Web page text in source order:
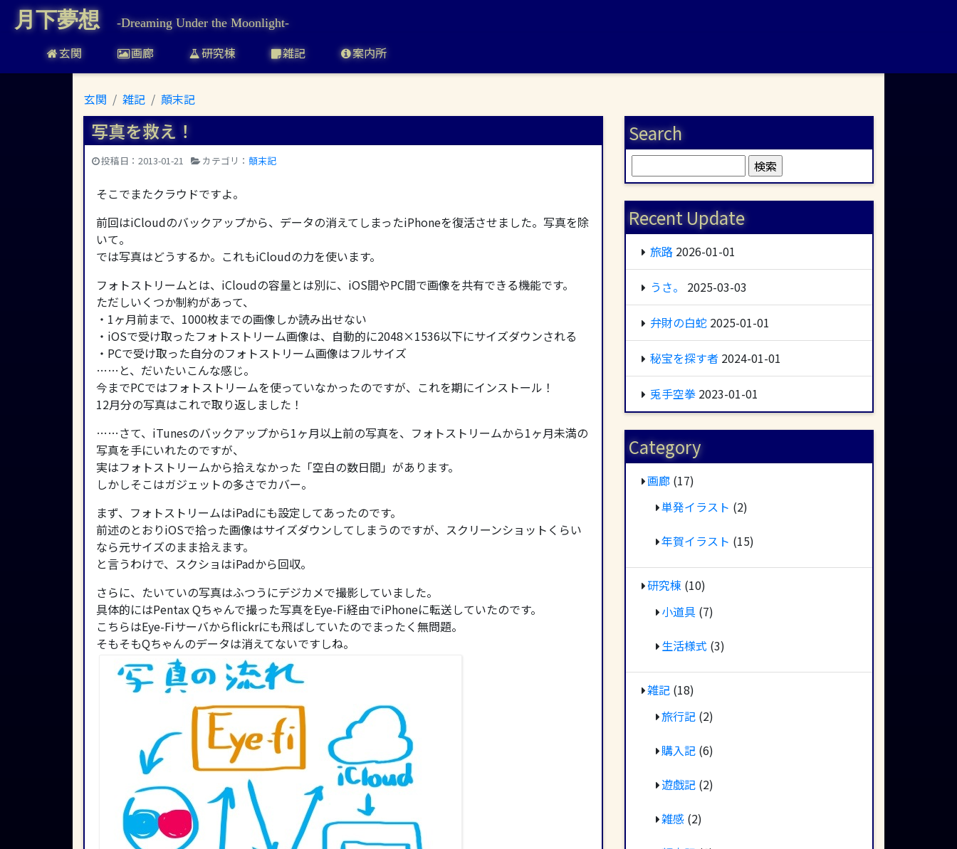
月下夢想 -Dreaming Under the Moonlight-
玄関 画廊 研究棟 雑記 案内所
玄関 雑記 顛末記
写真を救え！
写真を救え！
投稿日： 2013-01-21 カテゴリ： 顛末記
そこでまたクラウドですよ。
前回はiCloudのバックアップから、データの消えてしまったiPhoneを復活させました。写真を除
いて。
では写真はどうするか。これもiCloudの力を使います。
フォトストリームとは、iCloudの容量とは別に、iOS間やPC間で画像を共有できる機能です。
ただしいくつか制約があって、
・1ヶ月前まで、1000枚までの画像しか読み出せない
・iOSで受け取ったフォトストリーム画像は、自動的に2048×1536以下にサイズダウンされる
・PCで受け取った自分のフォトストリーム画像はフルサイズ
……と、だいたいこんな感じ。
今までPCではフォトストリームを使っていなかったのですが、これを期にインストール！
12月分の写真はこれで取り返しました！
……さて、iTunesのバックアップから1ヶ月以上前の写真を、フォトストリームから1ヶ月未満の
写真を手にいれたのですが、
実はフォトストリームから拾えなかった「空白の数日間」があります。
しかしそこはガジェットの多さでカバー。
まず、フォトストリームはiPadにも設定してあったのです。
前述のとおりiOSで拾った画像はサイズダウンしてしまうのですが、スクリーンショットくらい
なら元サイズのまま拾えます。
と言うわけで、スクショはiPadから回収。
さらに、たいていの写真はふつうにデジカメで撮影していました。
具体的にはPentax Qちゃんで撮った写真をEye-Fi経由でiPhoneに転送していたのです。
こちらはEye-Fiサーバからflickrにも飛ばしていたのでまったく無問題。
そもそもQちゃんのデータは消えてないですしね。
Search
索:
Recent Update
旅路 2026-01-01
うさ。 2025-03-03
弁財の白蛇 2025-01-01
秘宝を探す者 2024-01-01
兎手空拳 2023-01-01
Category
画廊 (17)
単発イラスト (2)
年賀イラスト (15)
研究棟 (10)
小道具 (7)
生活様式 (3)
雑記 (18)
旅行記 (2)
購入記 (6)
遊戯記 (2)
雑感 (2)